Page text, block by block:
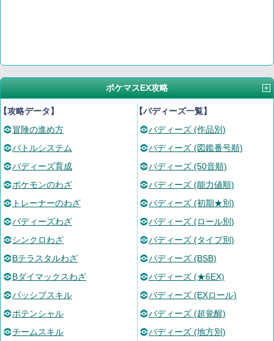
ポケマスEX攻略
攻略データ】
冒険の進め方
バトルシステム
バディーズ育成
ポケモンのわざ
トレーナーのわざ
バディーズわざ
シンクロわざ
Bテラスタルわざ
Bダイマックスわざ
パッシブスキル
ポテンシャル
チームスキル
【バディーズ一覧】
バディーズ (作品別)
バディーズ (図鑑番号順)
バディーズ (50音順)
バディーズ (能力値順)
バディーズ (初期★別)
バディーズ (ロール別)
バディーズ (タイプ別)
バディーズ (BSB)
バディーズ (★6EX)
バディーズ (EXロール)
バディーズ (超覚醒)
バディーズ (地方別)